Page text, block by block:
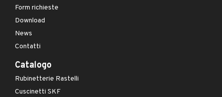
Form richieste
Download
News
Contatti
Catalogo
Rubinetterie Rastelli
Cuscinetti SKF